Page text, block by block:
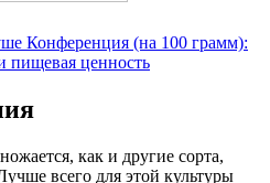
Конференция (на 100 грамм):
ценность
как и другие сорта,
всего для этой культуры